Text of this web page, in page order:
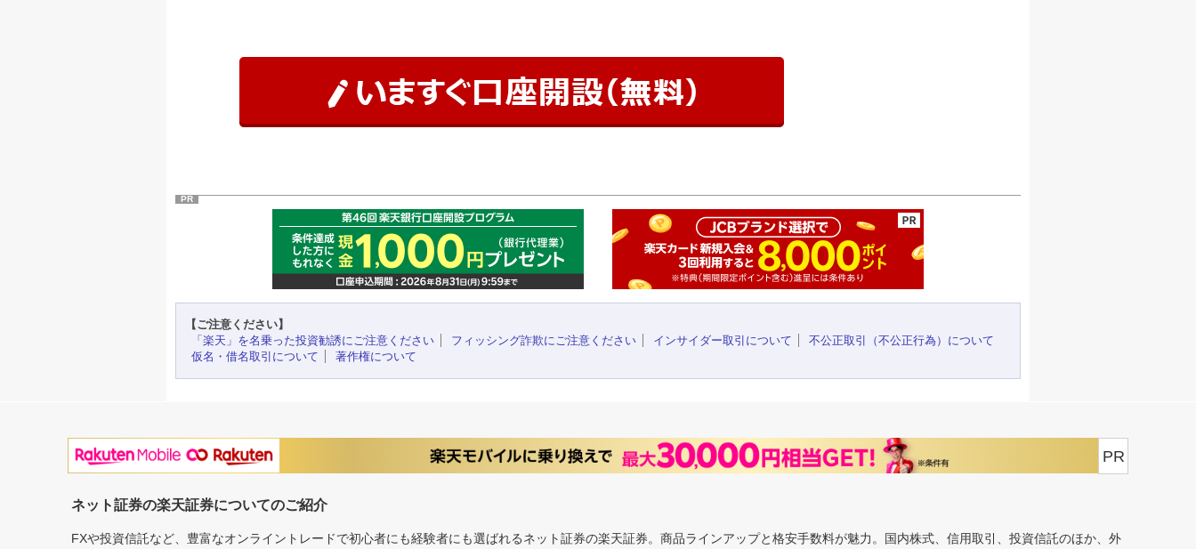
PR
【ご注意ください】
「楽天」を名乗った投資勧誘にご注意ください
フィッシング詐欺にご注意ください インサイダー取引について
不公正取引（不公正行為）について
仮名・借名取引について
著作権について
PR
ネット証券の楽天証券についてのご紹介
FXや投資信託など、豊富なオンライントレードで初心者にも経験者にも選ばれるネット証券の楽天証券。商品ラインアップと格安手数料が魅力。国内株式、信用取引、投資信託のほか、外